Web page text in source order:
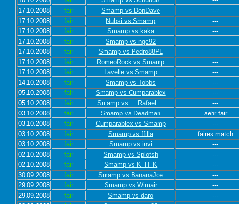
17.10.2008
fair Smamp vs DonDave
---
17.10.2008
fair Nubsi vs Smamp
---
17.10.2008
fair Smamp vs kaka
---
17.10.2008
fair Smamp vs ngc92
---
17.10.2008
fair Smamp vs Pedro88PL
---
17.10.2008
fair RomeoRock vs Smamp
---
17.10.2008
fair Lavelle vs Smamp
---
14.10.2008
fair Smamp vs Tobbs
---
05.10.2008
fair Smamp vs Cumparablex
---
05.10.2008
fair Smamp vs ..::Rafael::..
---
03.10.2008
fair Smamp vs Deadman
sehr fair
03.10.2008
fair Cumparablex vs Smamp
---
03.10.2008
fair Smamp vs ffilla
faires match
03.10.2008
fair Smamp vs invi
---
02.10.2008
fair Smamp vs Splotsh
---
02.10.2008
fair Smamp vs K_H_K
---
30.09.2008
fair Smamp vs BananaJoe
---
29.09.2008
fair Smamp vs Wimair
---
29.09.2008
fair Smamp vs daro
---